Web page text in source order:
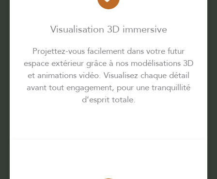
Visualisation 3D immersive
Projettez-vous facilement dans votre futur
espace extérieur grâce à nos modélisations 3D
et animations vidéo. Visualisez chaque détail
avant tout engagement, pour une tranquillité
d’esprit totale.